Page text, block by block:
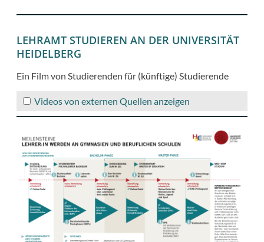
LEHRAMT STUDIEREN AN DER UNIVERSITÄT
HEIDELBERG
Ein Film von Studierenden für (künftige) Studierende
Videos von externen Quellen anzeigen